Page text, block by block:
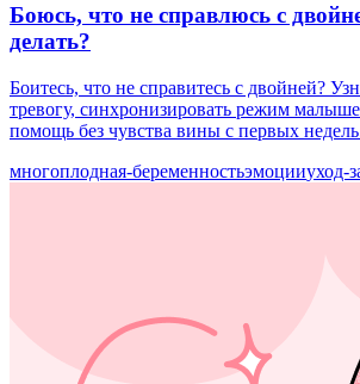
Боюсь, что не справлюсь с
делать?
Боитесь, что не справитесь с двойней?
тревогу, синхронизировать режим
помощь без чувства вины с первых
многоплодная-беременностьэмоцииуход-